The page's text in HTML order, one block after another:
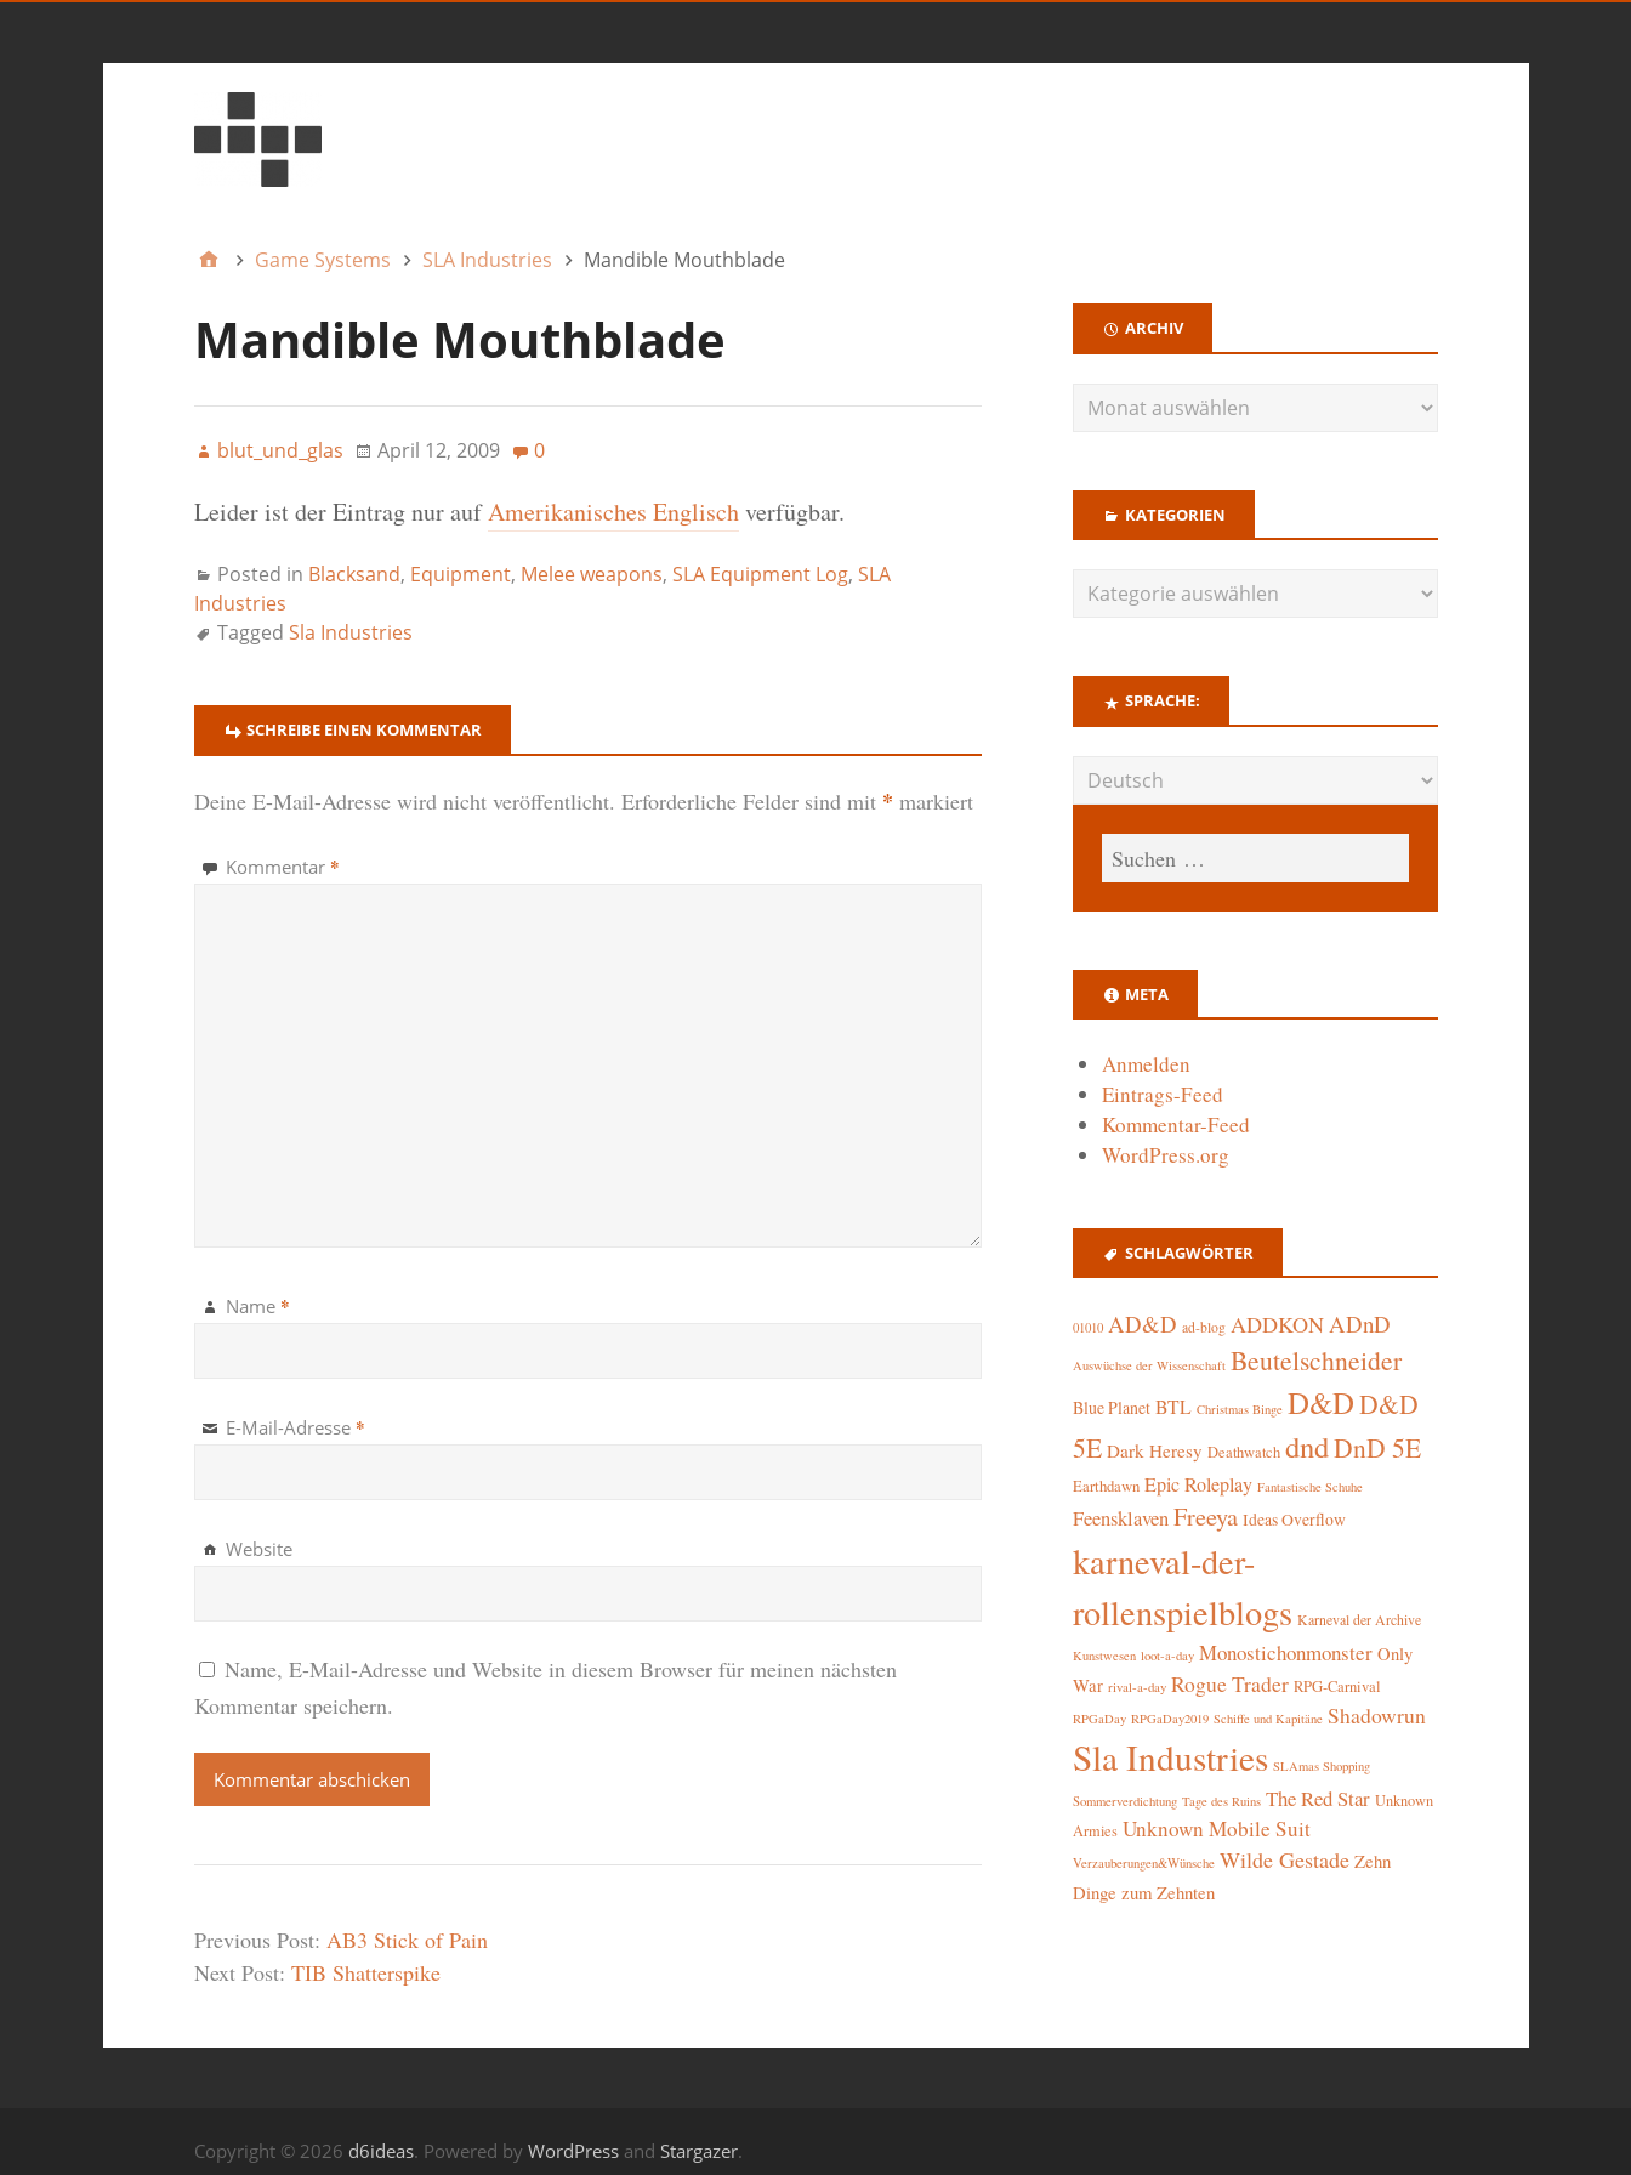
Game Systems SLA Industries Mandible Mouthblade
Mandible Mouthblade
blut_und_glas April 12, 2009 0
Leider ist der Eintrag nur aufAmerikanisches Englischverfügbar.
Posted in Blacksand, Equipment, Melee weapons, SLA Equipment Log, SLA
Industries
Tagged Sla Industries
SCHREIBE EINEN KOMMENTAR
Deine E-Mail-Adresse wird nicht veröffentlicht. Erforderliche Felder sind mit * markiert
Kommentar *
Name *
E-Mail-Adresse *
Website
Name, E-Mail-Adresse und Website in diesem Browser für meinen nächsten
Kommentar speichern.
Previous Post: AB3 Stick of Pain
Next Post: TIB Shatterspike
ARCHIV
KATEGORIEN
SPRACHE:
META
Anmelden
Eintrags-Feed
Kommentar-Feed
WordPress.org
SCHLAGWÖRTER
01010 AD&D ad-blog ADDKONADnD
Auswüchse der Wissenschaft Beutelschneider
Blue Planet BTL Christmas Binge D&DD&D
5E Dark Heresy Deathwatch dndDnD 5E
Earthdawn Epic Roleplay Fantastische Schuhe
Feensklaven Freeya Ideas Overflow
karneval-der-
rollenspielblogs Karneval der Archive
Kunstwesen loot-a-day Monostichonmonster Only
War rival-a-day Rogue Trader RPG-Carnival
RPGaDay RPGaDay2019 Schiffe und Kapitäne Shadowrun
Sla Industries SLAmas Shopping
Sommerverdichtung Tage des Ruins The Red Star Unknown
Armies Unknown Mobile Suit
Verzauberungen&Wünsche Wilde Gestade Zehn
Dinge zum Zehnten
Copyright © 2026 d6ideas. Powered by WordPressand Stargazer.